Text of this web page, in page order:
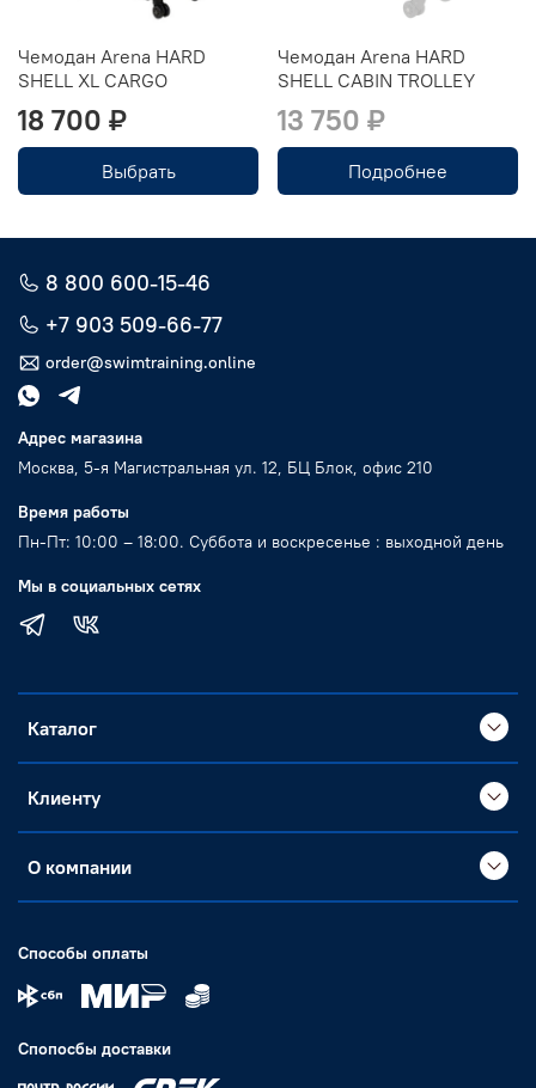
Чемодан Arena HARD
SHELL XL CARGO
18 700 ₽
Выбрать
Чемодан Arena HARD
SHELL CABIN TROLLEY
13 750 ₽
Подробнее
8 800 600-15-46
+7 903 509-66-77
order@swimtraining.online
Адрес магазина
Москва, 5-я Магистральная ул. 12, БЦ Блок, офис 210
Время работы
Пн-Пт: 10:00 – 18:00. Суббота и воскресенье : выходной день
Мы в социальных сетях
Каталог
Клиенту
О компании
Способы оплаты
Спопосбы доставки